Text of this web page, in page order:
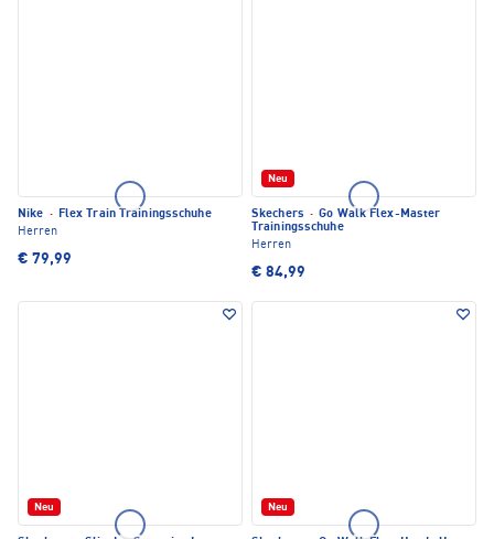
Nike · Flex Train Trainingsschuhe
Herren
€ 79,99
Neu
Skechers · Go Walk Flex-Master
Trainingsschuhe
Herren
€ 84,99
Neu Neu